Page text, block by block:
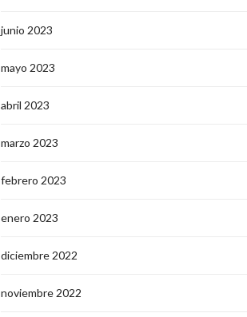
junio 2023
mayo 2023
abril 2023
marzo 2023
febrero 2023
enero 2023
diciembre 2022
noviembre 2022